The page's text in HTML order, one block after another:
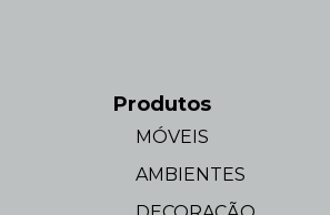
Produtos
MÓVEIS
AMBIENTES